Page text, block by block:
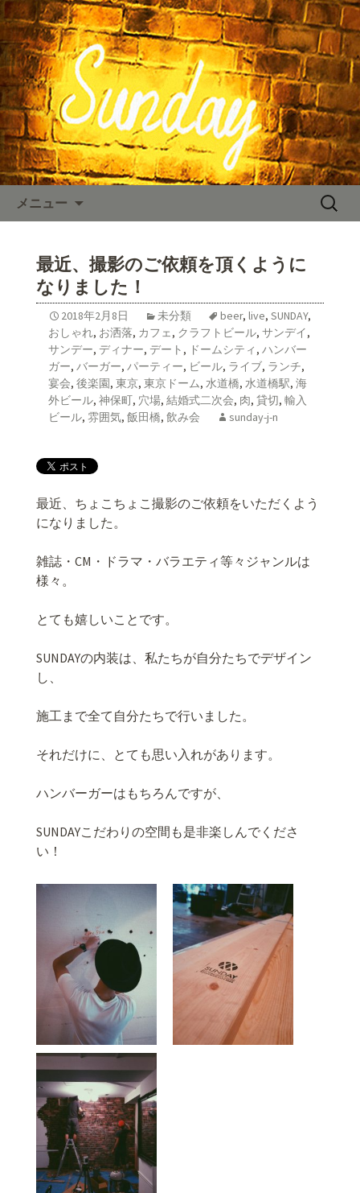
SUNDAY TIMES
東京、水道橋駅近くにある、カフェ
「SUNDAY（サンデー）」。のNYスタイ
ルの店内、人気のハンバーガーやステ
ーキなどのお料理をご用意しておりま
す。カフェ、ランチ、ディナー、パー
ティーなど多様なシーンに対応。新着
情報を随時更新中。
メニュー
検
最近、撮影のご依頼を頂くように
なりました！
2018年2月8日 未分類 beer, live, SUNDAY,
おしゃれ, お洒落, カフェ, クラフトビール, サンデイ,
サンデー, ディナー, デート , ドームシティ , ハンバー
ガー, バーガー, パーティー, ビール, ライブ, ランチ,
宴会, 後楽園, 東京, 東京ドーム, 水道橋, 水道橋駅, 海
外ビール, 神保町, 穴場, 結婚式二次会, 肉, 貸切, 輸入
ビール, 雰囲気, 飯田橋, 飲み会 sunday-j-n
最近、ちょこちょこ撮影のご依頼をいただくよう
になりました。
雑誌・CM・ドラマ・バラエティ等々ジャンルは
様々。
とても嬉しいことです。
SUNDAYの内装は、私たちが自分たちでデザイン
し、
施工まで全て自分たちで行いました。
それだけに、とても思い入れがあります。
ハンバーガーはもちろんですが、
SUNDAYこだわりの空間も是非楽しんでくださ
い！